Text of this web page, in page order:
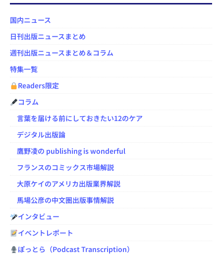
国内ニュース
日刊出版ニュースまとめ
週刊出版ニュースまとめ＆コラム
特集一覧
Readers限定
コラム
言葉を届ける前にしておきたい12のケア
デジタル出版論
鷹野凌の publishing is wonderful
フランスのコミックス市場解説
大原ケイのアメリカ出版業界解説
馬場公彦の中文圏出版事情解説
インタビュー
イベントレポート
ぽっとら（Podcast Transcription）